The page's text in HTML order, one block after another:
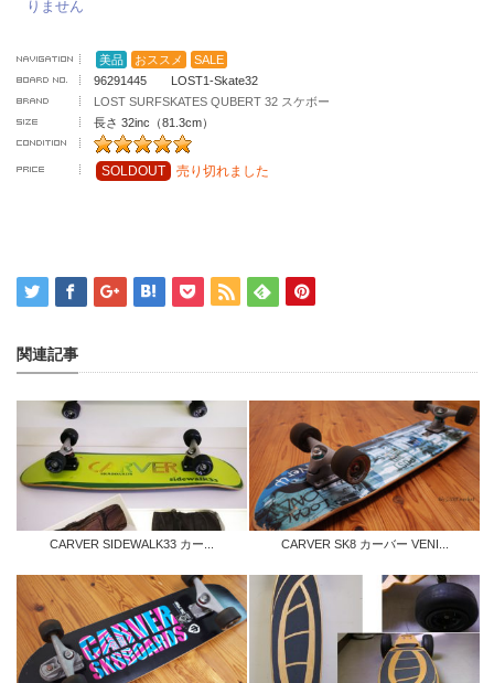
りません
美品 おススメ
SALE
96291445 LOST1-Skate32
LOST SURFSKATES QUBERT 32 スケボー
長さ 32inc（81.3cm）
SOLDOUT 売り切れました
関連記事
CARVER SIDEWALK33 カー... CARVER SK8 カーバー VENI...